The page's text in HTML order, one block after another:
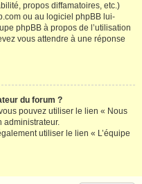
propos diffamatoires, etc.)
ou au logiciel phpBB lui-
phpBB à propos de l’utilisation
vous attendre à une réponse
du forum ?
pouvez utiliser le lien « Nous
administrateur.
utiliser le lien « L’équipe